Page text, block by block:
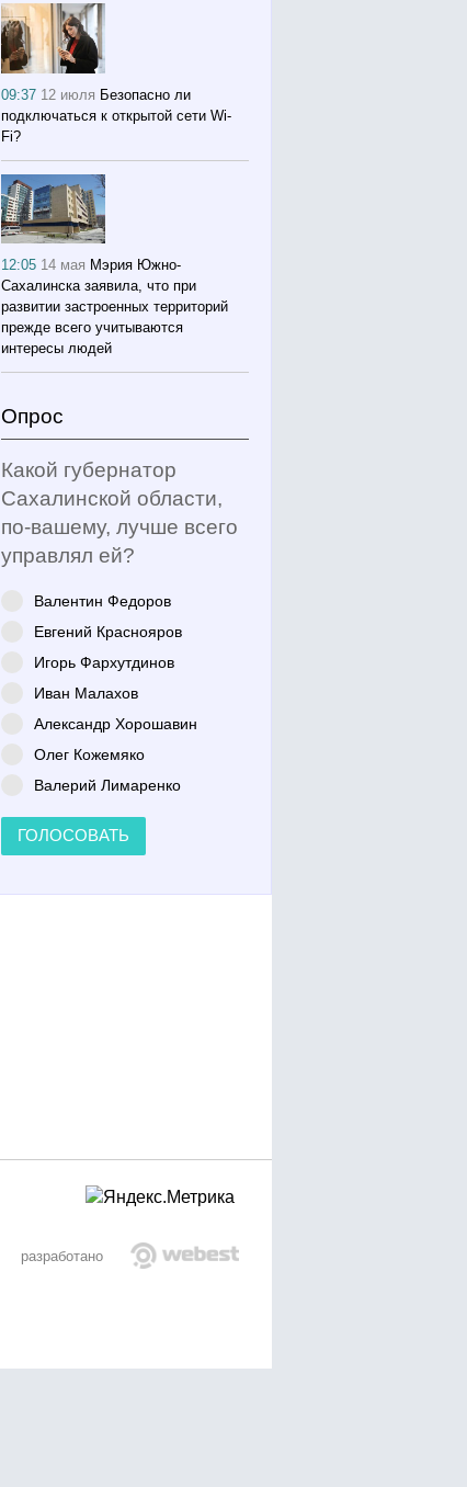
09:37 12 июля Безопасно ли
подключаться к открытой сети Wi-
Fi?
12:05 14 мая Мэрия Южно-
Сахалинска заявила, что при
развитии застроенных территорий
прежде всего учитываются
интересы людей
Опрос
Какой губернатор
Сахалинской области,
по-вашему, лучше всего
управлял ей?
Валентин Федоров
Евгений Краснояров
Игорь Фархутдинов
Иван Малахов
Александр Хорошавин
Олег Кожемяко
Валерий Лимаренко
ГОЛОСОВАТЬ
разработано